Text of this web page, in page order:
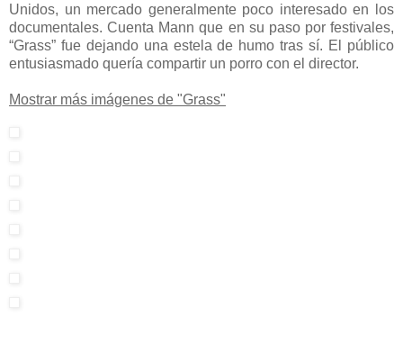
Unidos, un mercado generalmente poco interesado en los
documentales. Cuenta Mann que en su paso por festivales,
“Grass” fue dejando una estela de humo tras sí. El público
entusiasmado quería compartir un porro con el director.
Mostrar más imágenes de "Grass"